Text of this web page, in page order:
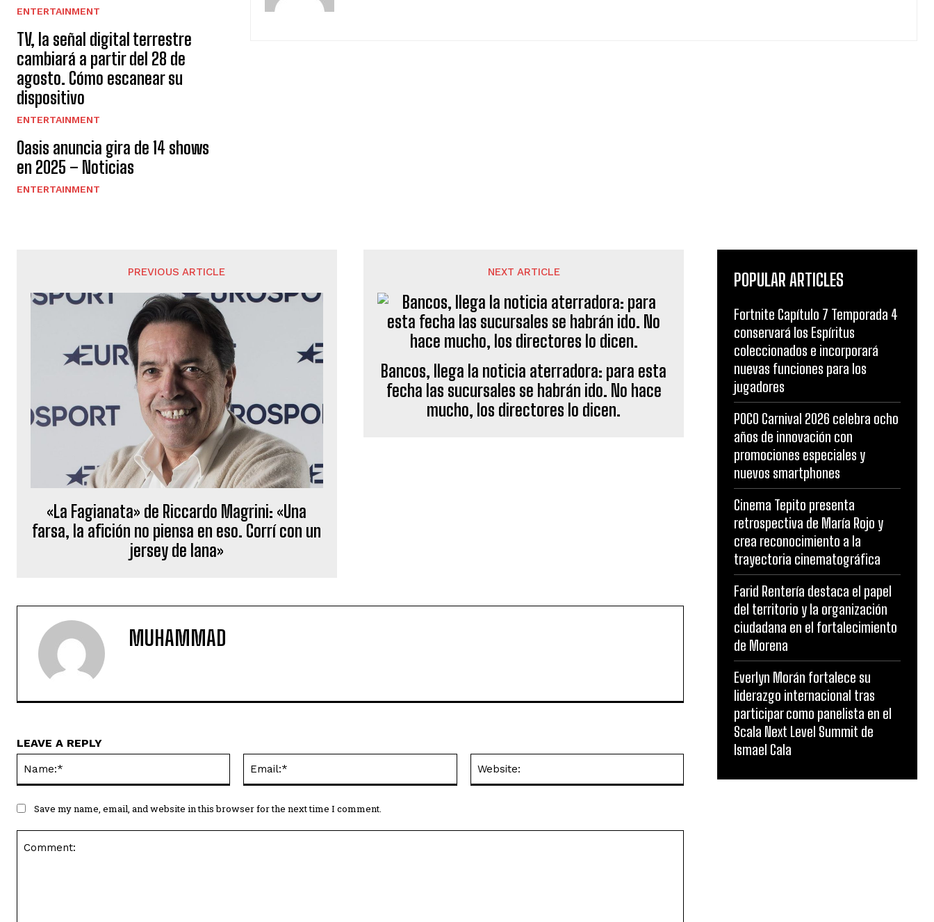
ENTERTAINMENT
TV, la señal digital terrestre
cambiará a partir del 28 de
agosto. Cómo escanear su
dispositivo
ENTERTAINMENT
Oasis anuncia gira de 14 shows
en 2025 – Noticias
ENTERTAINMENT
PREVIOUS ARTICLE
«La Fagianata» de Riccardo Magrini: «Una
farsa, la afición no piensa en eso. Corrí con un
jersey de lana»
NEXT ARTICLE
Bancos, llega la noticia aterradora: para esta
fecha las sucursales se habrán ido. No hace
mucho, los directores lo dicen.
MUHAMMAD
LEAVE A REPLY
Save my name, email, and website in this browser for the next time I comment.
POPULAR ARTICLES
Fortnite Capítulo 7 Temporada 4
conservará los Espíritus
coleccionados e incorporará
nuevas funciones para los
jugadores
POCO Carnival 2026 celebra ocho
años de innovación con
promociones especiales y
nuevos smartphones
Cinema Tepito presenta
retrospectiva de María Rojo y
crea reconocimiento a la
trayectoria cinematográfica
Farid Rentería destaca el papel
del territorio y la organización
ciudadana en el fortalecimiento
de Morena
Everlyn Morán fortalece su
liderazgo internacional tras
participar como panelista en el
Scala Next Level Summit de
Ismael Cala